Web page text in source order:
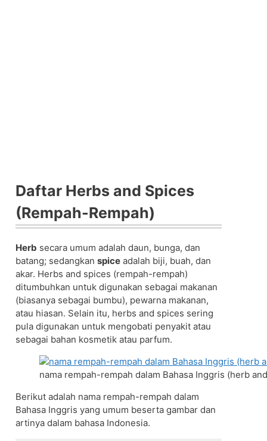
Daftar Herbs and Spices
(Rempah-Rempah)
Herb secara umum adalah daun, bunga, dan
batang; sedangkan spice adalah biji, buah, dan
akar. Herbs and spices (rempah-rempah)
ditumbuhkan untuk digunakan sebagai makanan
(biasanya sebagai bumbu), pewarna makanan,
atau hiasan. Selain itu, herbs and spices sering
pula digunakan untuk mengobati penyakit atau
sebagai bahan kosmetik atau parfum.
nama rempah-rempah dalam Bahasa Inggris (herb
Berikut adalah nama rempah-rempah dalam
Bahasa Inggris yang umum beserta gambar dan
artinya dalam bahasa Indonesia.